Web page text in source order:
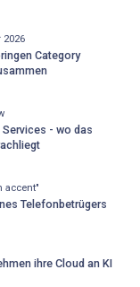
2026
Category
- wo das
accent"
Telefonbetrügers
ihre Cloud an KI